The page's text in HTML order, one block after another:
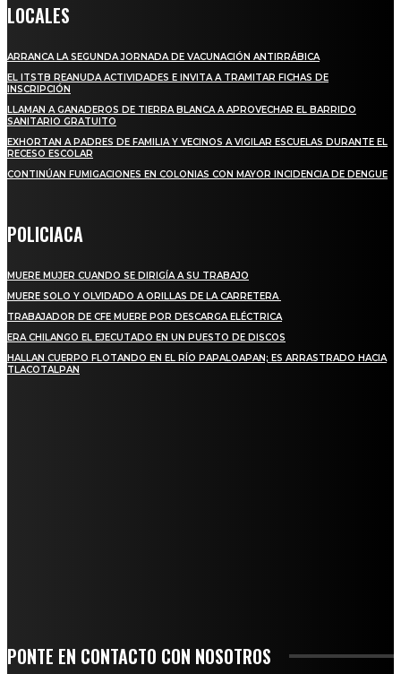
LOCALES
ARRANCA LA SEGUNDA JORNADA DE VACUNACIÓN ANTIRRÁBICA
EL ITSTB REANUDA ACTIVIDADES E INVITA A TRAMITAR FICHAS DE
INSCRIPCIÓN
LLAMAN A GANADEROS DE TIERRA BLANCA A APROVECHAR EL BARRIDO
SANITARIO GRATUITO
EXHORTAN A PADRES DE FAMILIA Y VECINOS A VIGILAR ESCUELAS DURANTE EL
RECESO ESCOLAR
CONTINÚAN FUMIGACIONES EN COLONIAS CON MAYOR INCIDENCIA DE DENGUE
POLICIACA
MUERE MUJER CUANDO SE DIRIGÍA A SU TRABAJO
MUERE SOLO Y OLVIDADO A ORILLAS DE LA CARRETERA
TRABAJADOR DE CFE MUERE POR DESCARGA ELÉCTRICA
ERA CHILANGO EL EJECUTADO EN UN PUESTO DE DISCOS
HALLAN CUERPO FLOTANDO EN EL RÍO PAPALOAPAN; ES ARRASTRADO HACIA
TLACOTALPAN
PONTE EN CONTACTO CON NOSOTROS